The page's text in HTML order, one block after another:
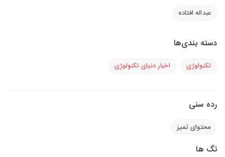
عبداله افتاده
دسته بندی‌ها
تکنولوژی اخبار دنیای تکنولوژی
رده سنی
محتوای تمیز
تگ ها